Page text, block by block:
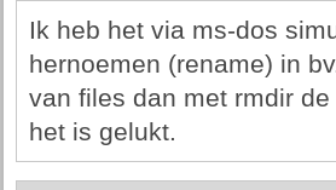
Ik heb het via ms-dos
hernoemen (rename) in
van files dan met rmdir
het is gelukt.